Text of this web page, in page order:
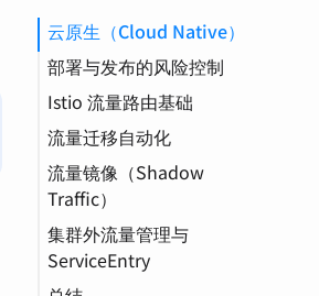
云原生（Cloud Native）
部署与发布的风险控制
金丝雀发布（Canary
Deployment）
Istio 流量路由基础
VirtualService（虚拟服
务）
环境准备与服务部署
多版本部署与流量分配
DestinationRule（目
流量迁移自动化
Prometheus
流量镜像（Shadow
Traffic）
集群外流量管理与
ServiceEntry